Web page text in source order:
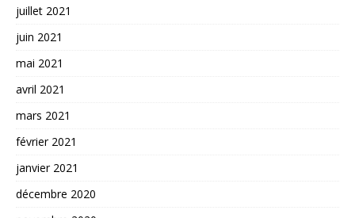
juillet 2021
juin 2021
mai 2021
avril 2021
mars 2021
février 2021
janvier 2021
décembre 2020